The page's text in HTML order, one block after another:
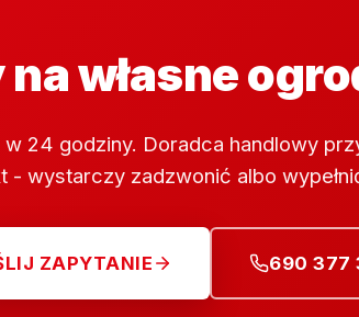
własne
w 24 godziny. Doradca handlowy
- wystarczy zadzwonić albo
ZAPYTANIE 690 377